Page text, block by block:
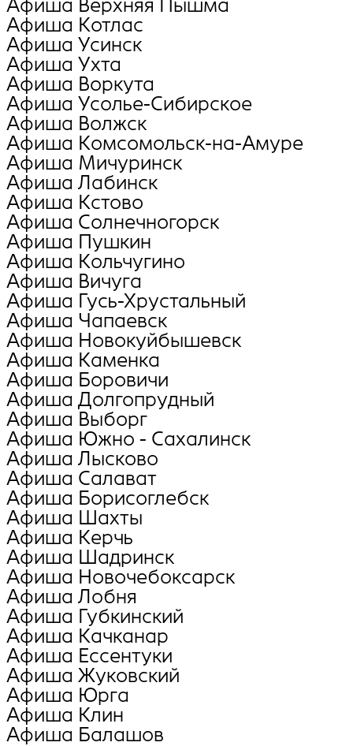
Афиша Верхняя Пышма
Афиша Котлас
Афиша Усинск
Афиша Ухта
Афиша Воркута
Афиша Усолье-Сибирское
Афиша Волжск
Афиша Комсомольск-на-Амуре
Афиша Мичуринск
Афиша Лабинск
Афиша Кстово
Афиша Солнечногорск
Афиша Пушкин
Афиша Кольчугино
Афиша Вичуга
Афиша Гусь-Хрустальный
Афиша Чапаевск
Афиша Новокуйбышевск
Афиша Каменка
Афиша Боровичи
Афиша Долгопрудный
Афиша Выборг
Афиша Южно - Сахалинск
Афиша Лысково
Афиша Салават
Афиша Борисоглебск
Афиша Шахты
Афиша Керчь
Афиша Шадринск
Афиша Новочебоксарск
Афиша Лобня
Афиша Губкинский
Афиша Качканар
Афиша Ессентуки
Афиша Жуковский
Афиша Юрга
Афиша Клин
Афиша Балашов